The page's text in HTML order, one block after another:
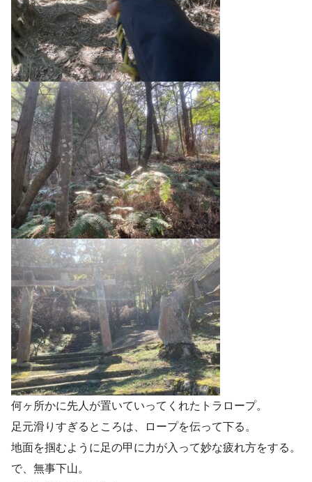
何ヶ所かに先人が置いていってくれたトラロープ。
足元滑りすぎるところは、ロープを伝って下る。
地面を掴むように足の甲に力が入って妙な疲れ方をする。
で、無事下山。